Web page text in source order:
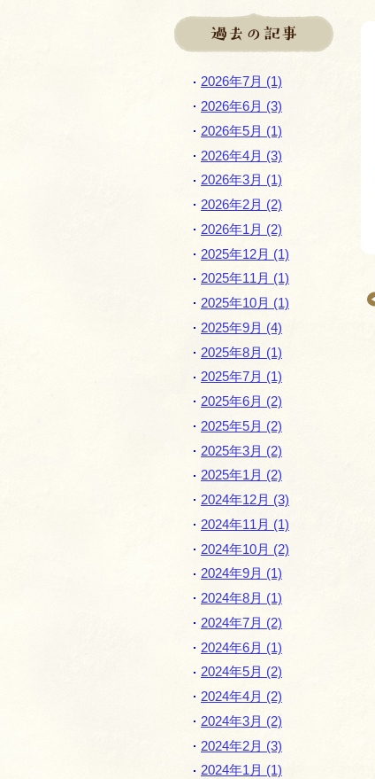
過去の記事
2026年7月 (1)
2026年6月 (3)
2026年5月 (1)
2026年4月 (3)
2026年3月 (1)
2026年2月 (2)
2026年1月 (2)
2025年12月 (1)
2025年11月 (1)
2025年10月 (1)
2025年9月 (4)
2025年8月 (1)
2025年7月 (1)
2025年6月 (2)
2025年5月 (2)
2025年3月 (2)
2025年1月 (2)
2024年12月 (3)
2024年11月 (1)
2024年10月 (2)
2024年9月 (1)
2024年8月 (1)
2024年7月 (2)
2024年6月 (1)
2024年5月 (2)
2024年4月 (2)
2024年3月 (2)
2024年2月 (3)
2024年1月 (1)